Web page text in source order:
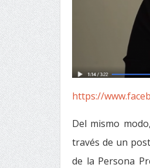
https://
Del mismo
través de un
de la Persona